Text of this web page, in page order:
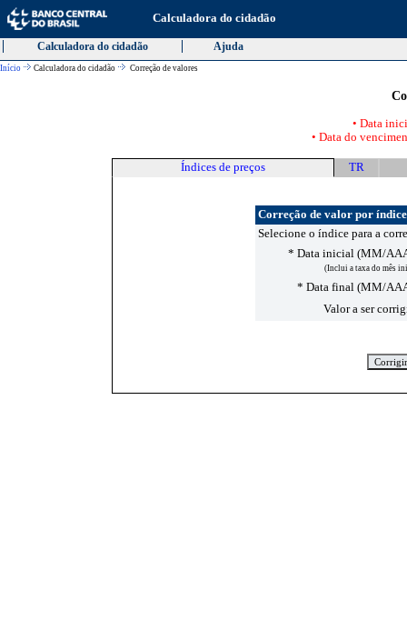
Calculadora do cidadão
Calculadora do cidadão Ajuda
Início Calculadora do cidadão Correção de valores
• Data
• Data do
Índices de preços TR
Correção de valor por
Selecione o índice para a
* Data inicial (MM/
(Inclui a taxa do mês
* Data final (MM/
Valor a ser